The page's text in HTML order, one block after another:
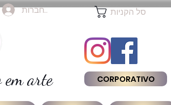
להתחברות
arte
סל הקניות
CORPORATIVO